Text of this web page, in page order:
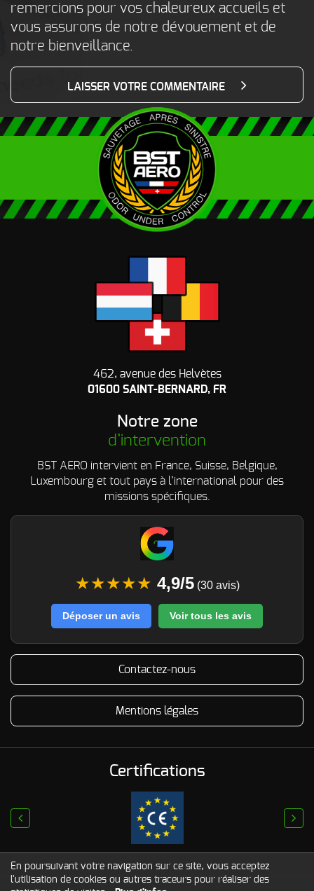
remercions pour vos chaleureux accueils et
vous assurons de notre dévouement et de
notre bienveillance.
LAISSER VOTRE COMMENTAIRE
462, avenue des Helvètes
01600 SAINT-BERNARD, FR
Notre zone
d’intervention
BST AERO intervient en France, Suisse, Belgique,
Luxembourg et tout pays à l’international pour des
missions spécifiques.
★★★★★ 4,9/5(30 avis)
Déposer un avis Voir tous les avis
Contactez-nous
Mentions légales
Certifications
En poursuivant votre navigation sur ce site, vous acceptez
l'utilisation de cookies ou autres traceurs pour réaliser des